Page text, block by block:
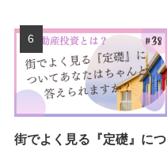
街でよく見る『定礎』につ